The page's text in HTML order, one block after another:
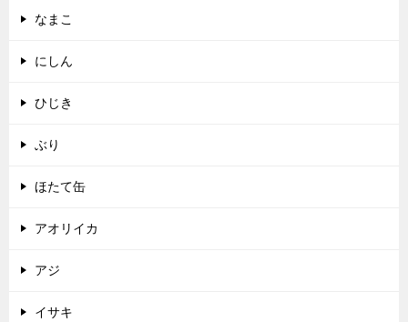
なまこ
にしん
ひじき
ぶり
ほたて缶
アオリイカ
アジ
イサキ